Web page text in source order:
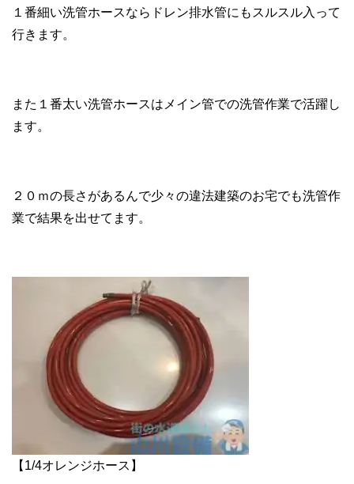
１番細い洗管ホースならドレン排水管にもスルスル入って
行きます。
また１番太い洗管ホースはメイン管での洗管作業で活躍し
ます。
２０ｍの長さがあるんで少々の違法建築のお宅でも洗管作
業で結果を出せてます。
【1/4オレンジホース】